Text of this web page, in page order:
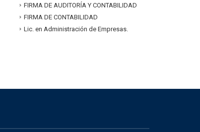
FIRMA DE AUDITORÍA Y CONTABILIDAD
FIRMA DE CONTABILIDAD
Lic. en Administración de Empresas.